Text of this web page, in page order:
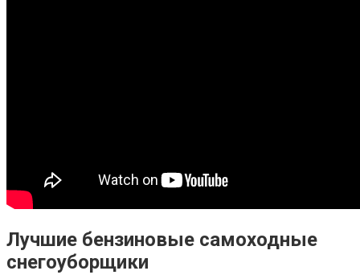
Лучшие бензиновые самоходные
снегоуборщики